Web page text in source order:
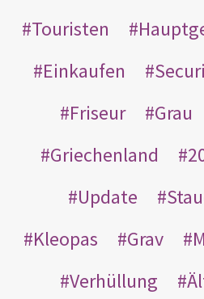
Touristen
Einkaufen
Friseur
Grau
Griechenland
Update
Kleopas
Grav
Verhüllung